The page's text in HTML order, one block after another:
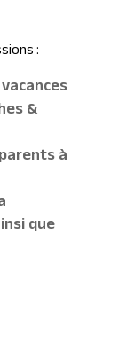
:
&
à
que